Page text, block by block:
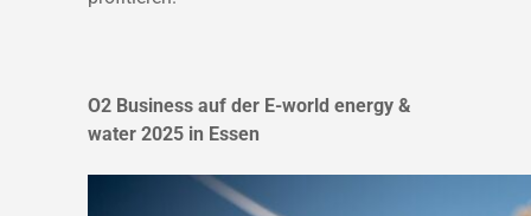
O2 Business auf der E-world energy &
water 2025 in Essen